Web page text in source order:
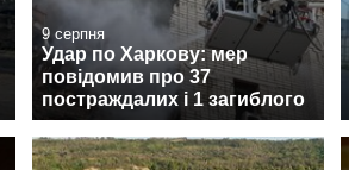
9 серпня
Удар по Харкову: мер
повідомив про 37
постраждалих і 1 загиблого